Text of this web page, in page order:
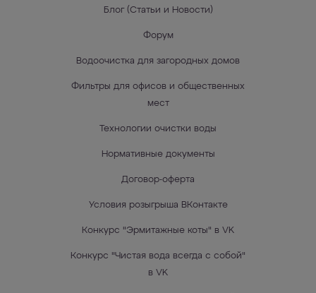
Блог (Статьи и Новости)
Форум
Водоочистка для загородных домов
Фильтры для офисов и общественных
мест
Технологии очистки воды
Нормативные документы
Договор-оферта
Условия розыгрыша ВКонтакте
Конкурс "Эрмитажные коты" в VK
Конкурс "Чистая вода всегда с собой"
в VK